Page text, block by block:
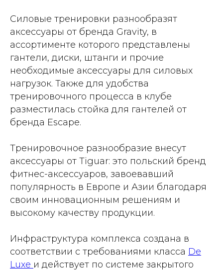
Силовые тренировки разнообразят
аксессуары от бренда Gravity, в
ассортименте которого представлены
гантели, диски, штанги и прочие
необходимые аксессуары для силовых
нагрузок. Также для удобства
тренировочного процесса в клубе
разместилась стойка для гантелей от
бренда Escape.
Тренировочное разнообразие внесут
аксессуары от Tiguar: это польский бренд
фитнес-аксессуаров, завоевавший
популярность в Европе и Азии благодаря
своим инновационным решениям и
высокому качеству продукции.
Инфраструктура комплекса создана в
соответствии c требованиями класса De
Luxe и действует по системе закрытого